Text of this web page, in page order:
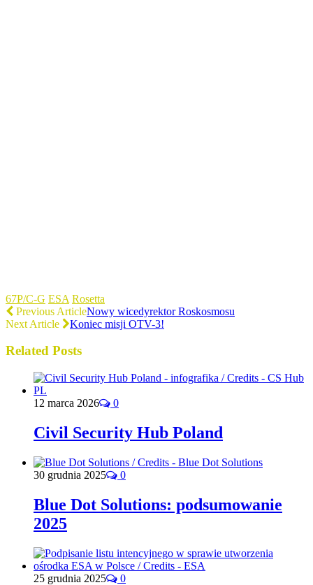
67P/C-G ESA Rosetta
Previous ArticleNowy wicedyrektor Roskosmosu
Next Article
Koniec misji OTV-3!
Related Posts
12 marca 2026 0
Civil Security Hub Poland
30 grudnia 2025 0
Blue Dot Solutions: podsumowanie
2025
25 grudnia 2025 0